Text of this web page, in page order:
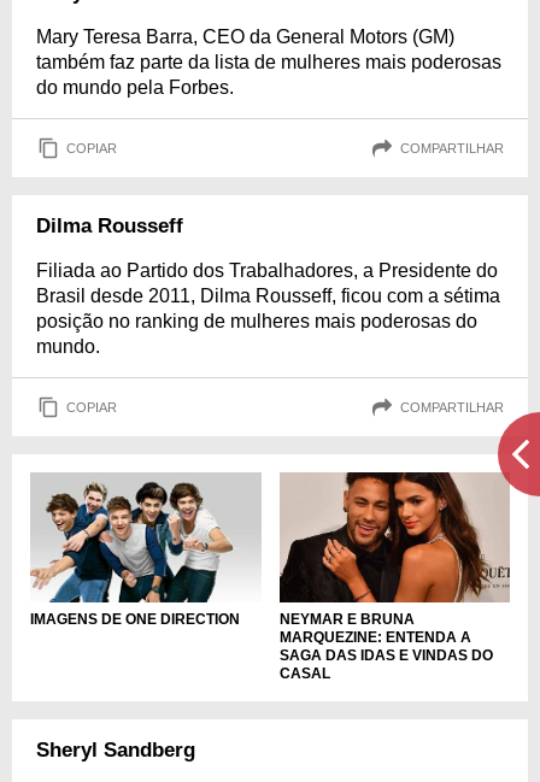
Mary Teresa Barra, CEO da General Motors (GM)
também faz parte da lista de mulheres mais poderosas
do mundo pela Forbes.
COPIAR COMPARTILHAR
Dilma Rousseff
Filiada ao Partido dos Trabalhadores, a Presidente do
Brasil desde 2011, Dilma Rousseff, ficou com a sétima
posição no ranking de mulheres mais poderosas do
mundo.
COPIAR COMPARTILHAR
IMAGENS DE ONE DIRECTION
NEYMAR E BRUNA
MARQUEZINE: ENTENDA A
SAGA DAS IDAS E VINDAS DO
CASAL
Sheryl Sandberg